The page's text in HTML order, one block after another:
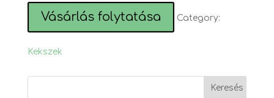
Vásárlás folytatása Category:
Kekszek